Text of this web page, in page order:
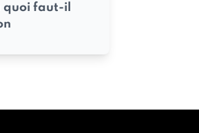
quoi faut-il